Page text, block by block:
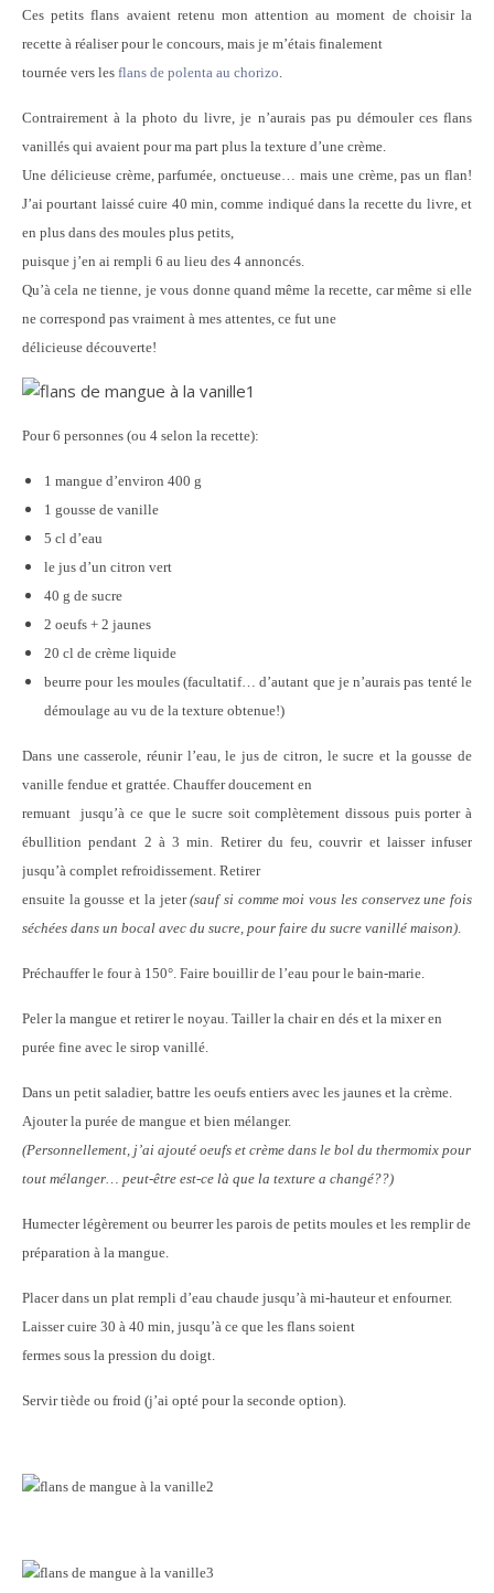
Ces petits flans avaient retenu mon attention au moment de choisir la
recette à réaliser pour le concours, mais je m’étais finalement
tournée vers les flans de polenta au chorizo.
Contrairement à la photo du livre, je n’aurais pas pu démouler ces flans
vanillés qui avaient pour ma part plus la texture d’une crème.
Une délicieuse crème, parfumée, onctueuse… mais une crème, pas un flan!
J’ai pourtant laissé cuire 40 min, comme indiqué dans la recette du livre, et
en plus dans des moules plus petits,
puisque j’en ai rempli 6 au lieu des 4 annoncés.
Qu’à cela ne tienne, je vous donne quand même la recette, car même si elle
ne correspond pas vraiment à mes attentes, ce fut une
délicieuse découverte!
Pour 6 personnes (ou 4 selon la recette):
1 mangue d’environ 400 g
1 gousse de vanille
5 cl d’eau
le jus d’un citron vert
40 g de sucre
2 oeufs + 2 jaunes
20 cl de crème liquide
beurre pour les moules (facultatif… d’autant que je n’aurais pas tenté le
démoulage au vu de la texture obtenue!)
Dans une casserole, réunir l’eau, le jus de citron, le sucre et la gousse de
vanille fendue et grattée. Chauffer doucement en
remuant jusqu’à ce que le sucre soit complètement dissous puis porter à
ébullition pendant 2 à 3 min. Retirer du feu, couvrir et laisser infuser
jusqu’à complet refroidissement. Retirer
ensuite la gousse et la jeter(sauf si comme moi vous les conservez une fois
séchées dans un bocal avec du sucre, pour faire du sucre vanillé maison).
Préchauffer le four à 150°. Faire bouillir de l’eau pour le bain-marie.
Peler la mangue et retirer le noyau. Tailler la chair en dés et la mixer en
purée fine avec le sirop vanillé.
Dans un petit saladier, battre les oeufs entiers avec les jaunes et la crème.
Ajouter la purée de mangue et bien mélanger.
(Personnellement, j’ai ajouté oeufs et crème dans le bol du thermomix pour
tout mélanger… peut-être est-ce là que la texture a changé??)
Humecter légèrement ou beurrer les parois de petits moules et les remplir de
préparation à la mangue.
Placer dans un plat rempli d’eau chaude jusqu’à mi-hauteur et enfourner.
Laisser cuire 30 à 40 min, jusqu’à ce que les flans soient
fermes sous la pression du doigt.
Servir tiède ou froid (j’ai opté pour la seconde option).